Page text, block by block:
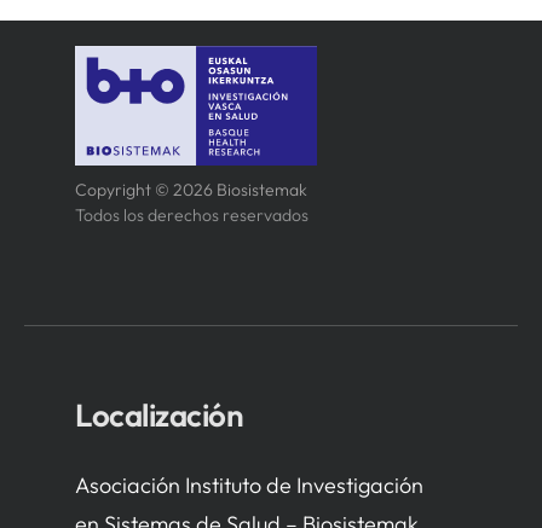
Copyright © 2026 Biosistemak
Todos los derechos reservados
Localización
Asociación Instituto de Investigación